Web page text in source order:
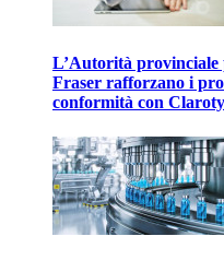
L’Autorità provinciale
Fraser rafforzano i
conformità con